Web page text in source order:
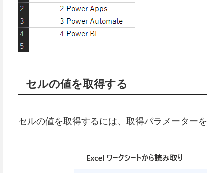
セルの値を取得する
セルの値を取得するには、取得パラメーターを